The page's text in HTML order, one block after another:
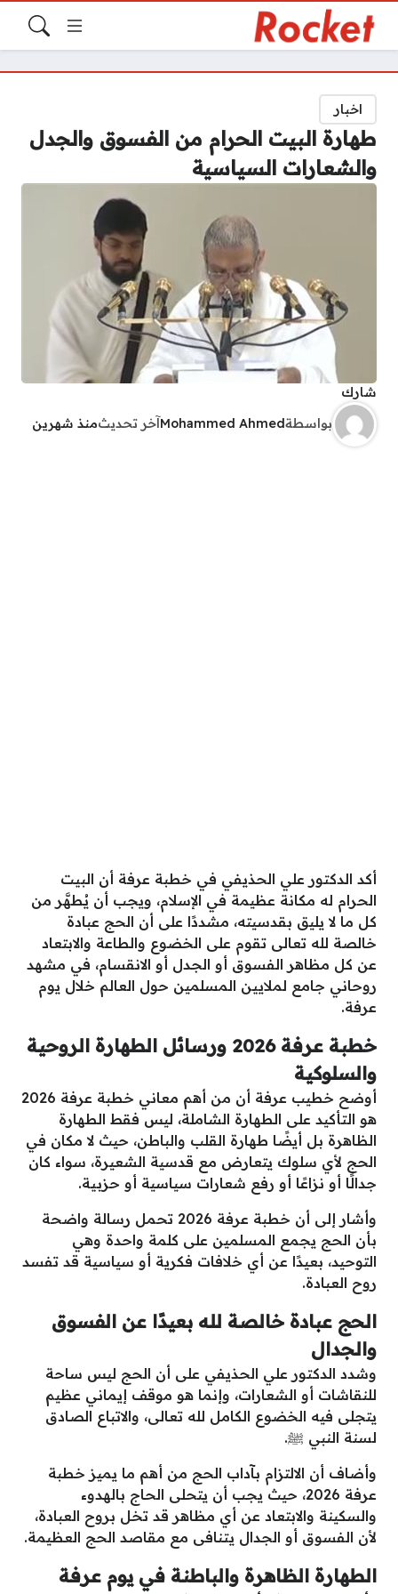
اخبار
طهارة البيت الحرام من الفسوق والجدل
والشعارات السياسية
شارك
بواسطةMohammed Ahmed آخر تحديثمنذ شهرين
أكد الدكتور علي الحذيفي في خطبة عرفة أن البيت
الحرام له مكانة عظيمة في الإسلام، ويجب أن يُطهَّر من
كل ما لا يليق بقدسيته، مشددًا على أن الحج عبادة
خالصة لله تعالى تقوم على الخضوع والطاعة والابتعاد
عن كل مظاهر الفسوق أو الجدل أو الانقسام، في مشهد
روحاني جامع لملايين المسلمين حول العالم خلال يوم
عرفة.
خطبة عرفة 2026 ورسائل الطهارة الروحية
والسلوكية
أوضح خطيب عرفة أن من أهم معاني خطبة عرفة 2026
هو التأكيد على الطهارة الشاملة، ليس فقط الطهارة
الظاهرة بل أيضًا طهارة القلب والباطن، حيث لا مكان في
الحج لأي سلوك يتعارض مع قدسية الشعيرة، سواء كان
جدالًا أو نزاعًا أو رفع شعارات سياسية أو حزبية.
وأشار إلى أن خطبة عرفة 2026 تحمل رسالة واضحة
بأن الحج يجمع المسلمين على كلمة واحدة وهي
التوحيد، بعيدًا عن أي خلافات فكرية أو سياسية قد تفسد
روح العبادة.
الحج عبادة خالصة لله بعيدًا عن الفسوق
والجدال
وشدد الدكتور علي الحذيفي على أن الحج ليس ساحة
للنقاشات أو الشعارات، وإنما هو موقف إيماني عظيم
يتجلى فيه الخضوع الكامل لله تعالى، والاتباع الصادق
لسنة النبي ﷺ.
وأضاف أن الالتزام بآداب الحج من أهم ما يميز خطبة
عرفة 2026، حيث يجب أن يتحلى الحاج بالهدوء
والسكينة والابتعاد عن أي مظاهر قد تخل بروح العبادة،
لأن الفسوق أو الجدال يتنافى مع مقاصد الحج العظيمة.
الطهارة الظاهرة والباطنة في يوم عرفة